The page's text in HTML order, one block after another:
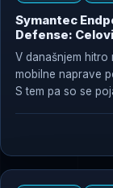
Symantec
Defense:
V današnjem
mobilne naprave
S tem pa so se